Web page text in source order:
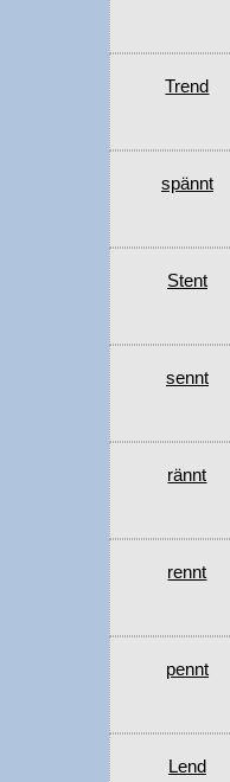
Trend
spännt
Stent
sennt
rännt
rennt
pennt
Lend